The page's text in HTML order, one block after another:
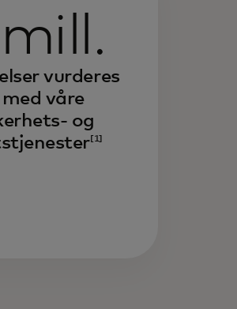
vurderes
våre
og
[1]